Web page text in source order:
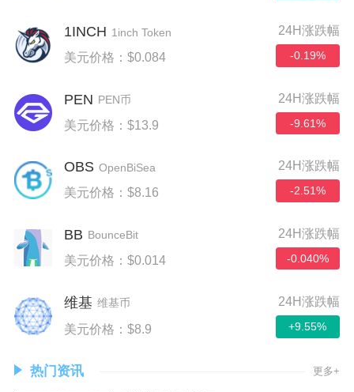
1INCH 1inch Token
美元价格：$0.084
24H涨跌幅
-0.19%
PEN PEN币
美元价格：$13.9
24H涨跌幅
-9.61%
OBS OpenBiSea
美元价格：$8.16
24H涨跌幅
-2.51%
BB BounceBit
美元价格：$0.014
24H涨跌幅
-0.040%
维基 维基币
美元价格：$8.9
24H涨跌幅
+9.55%
热门资讯 更多+